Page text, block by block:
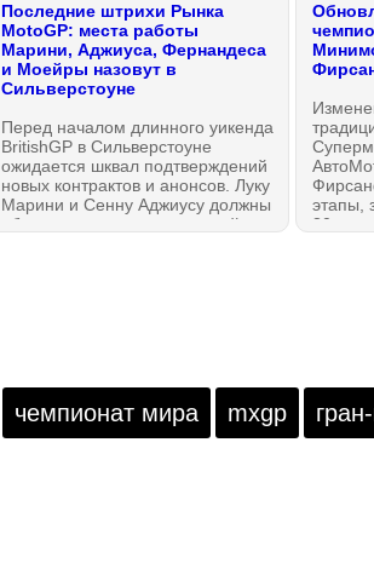
Последние штрихи Рынка
MotoGP: места работы
Марини, Аджиуса, Фернандеса
и Моейры назовут в
Сильверстоуне
Перед началом длинного уикенда
BritishGP в Сильверстоуне
ожидается шквал подтверждений
новых контрактов и анонсов. Луку
Марини и Сенну Аджиусу должны
объявить напарниками одной
этапы,
30
чемпионат мира mxgp